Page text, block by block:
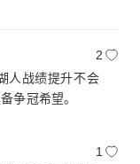
2
人战绩提升不会
争冠希望。
1